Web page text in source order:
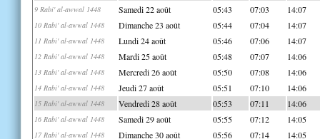
9 Rabi' al-awwal 1448 Samedi 22 août 05:43 07:03 14:07
10 Rabi' al-awwal 1448 Dimanche 23 août 05:44 07:04 14:07
11 Rabi' al-awwal 1448 Lundi 24 août 05:46 07:06 14:07
12 Rabi' al-awwal 1448 Mardi 25 août 05:48 07:07 14:06
13 Rabi' al-awwal 1448 Mercredi 26 août 05:50 07:08 14:06
14 Rabi' al-awwal 1448 Jeudi 27 août 05:51 07:10 14:06
15 Rabi' al-awwal 1448 Vendredi 28 août 05:53 07:11 14:06
16 Rabi' al-awwal 1448 Samedi 29 août 05:55 07:12 14:05
17 Rabi' al-awwal 1448 Dimanche 30 août 05:56 07:14 14:05